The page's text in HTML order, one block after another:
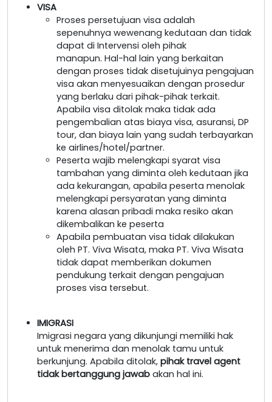
VISA
Proses persetujuan visa adalah
sepenuhnya wewenang kedutaan dan tidak
dapat di Intervensi oleh pihak
manapun. Hal-hal lain yang berkaitan
dengan proses tidak disetujuinya pengajuan
visa akan menyesuaikan dengan prosedur
yang berlaku dari pihak-pihak terkait.
Apabila visa ditolak maka tidak ada
pengembalian atas biaya visa, asuransi, DP
tour, dan biaya lain yang sudah terbayarkan
ke airlines/hotel/partner.
Peserta wajib melengkapi syarat visa
tambahan yang diminta oleh kedutaan jika
ada kekurangan, apabila peserta menolak
melengkapi persyaratan yang diminta
karena alasan pribadi maka resiko akan
dikembalikan ke peserta
Apabila pembuatan visa tidak dilakukan
oleh PT. Viva Wisata, maka PT. Viva Wisata
tidak dapat memberikan dokumen
pendukung terkait dengan pengajuan
proses visa tersebut.
IMIGRASI
Imigrasi negara yang dikunjungi memiliki hak
untuk menerima dan menolak tamu untuk
berkunjung. Apabila ditolak, pihak travel agent
tidak bertanggung jawab akan hal ini.